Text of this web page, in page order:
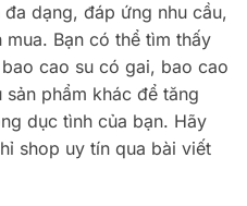
dạng, đáp ứng nhu cầu,
Bạn có thể tìm thấy
cao su có gai, bao cao
phẩm khác để tăng
dục tình của bạn. Hãy
shop uy tín qua bài viết